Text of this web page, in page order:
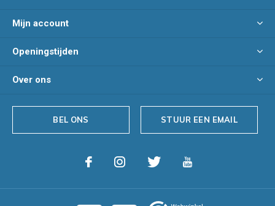
Mijn account
Openingstijden
Over ons
BEL ONS STUUR EEN EMAIL